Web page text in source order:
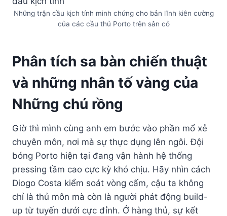
Những trận cầu kịch tính minh chứng cho bản lĩnh kiên cường
của các cầu thủ Porto trên sân cỏ
Phân tích sa bàn chiến thuật
và những nhân tố vàng của
Những chú rồng
Giờ thì mình cùng anh em bước vào phần mổ xẻ
chuyên môn, nơi mà sự thực dụng lên ngôi. Đội
bóng Porto hiện tại đang vận hành hệ thống
pressing tầm cao cực kỳ khó chịu. Hãy nhìn cách
Diogo Costa kiểm soát vòng cấm, cậu ta không
chỉ là thủ môn mà còn là người phát động build-
up từ tuyến dưới cực đỉnh. Ở hàng thủ, sự kết